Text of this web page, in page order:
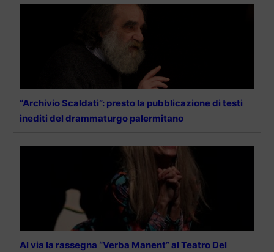
“Archivio Scaldati”: presto la pubblicazione di testi
inediti del drammaturgo palermitano
Al via la rassegna “Verba Manent” al Teatro Del